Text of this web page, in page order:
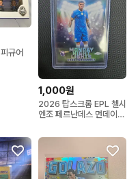
규어
1,000원
2026 탑스크롬 EPL 첼시
엔조 페르난데스 먼데이나